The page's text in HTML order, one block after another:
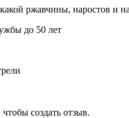
ржавчины, наростов и
до 50 лет
создать отзыв.